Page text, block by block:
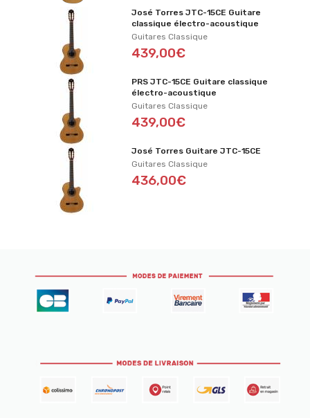
José Torres JTC-15CE Guitare
classique électro-acoustique
Guitares Classique
439,00€
PRS JTC-15CE Guitare classique
électro-acoustique
Guitares Classique
439,00€
José Torres Guitare JTC-15CE
Guitares Classique
436,00€